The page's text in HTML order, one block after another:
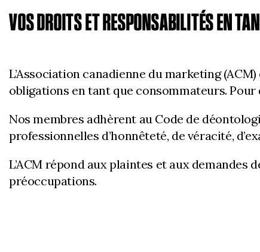
VOS DROITS ET RESPONSABILITÉS EN
L’Association canadienne du marketing
obligations en tant que consommateurs.
Nos membres adhèrent au Code de
professionnelles d’honnêteté, de véracité,
L’ACM répond aux plaintes et aux demandes
préoccupations.